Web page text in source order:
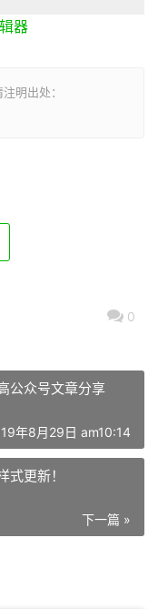
器
明出处：
0
公众号文章分享
年8月29日 am10:14
更新！
下一篇 »